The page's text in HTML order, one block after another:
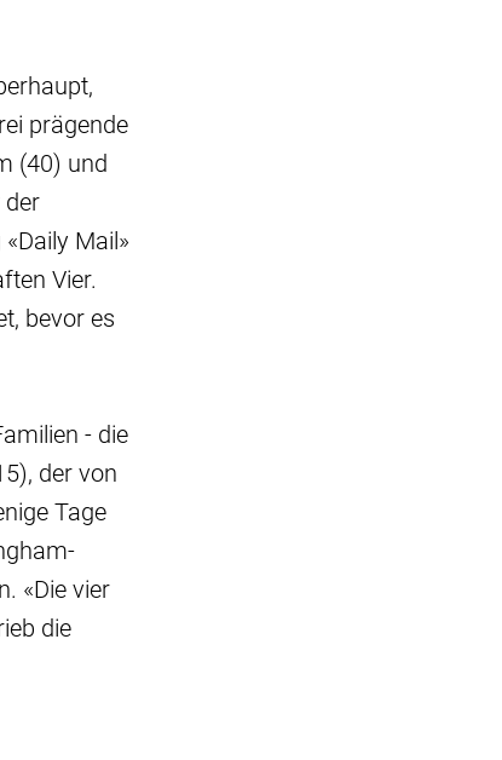
prägende
(40) und
der
Mail»
Vier.
bevor es
- die
der von
Tage
«Die vier
die